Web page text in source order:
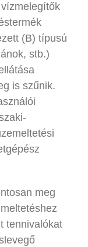
(B) típusú
stb.)
is szűnik.
meg
tennivalókat